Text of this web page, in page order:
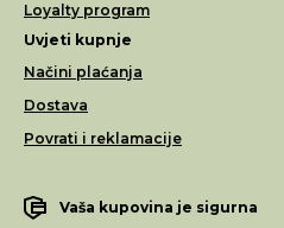
Loyalty program
Uvjeti kupnje
Načini plaćanja
Dostava
Povrati i reklamacije
Vaša kupovina je sigurna